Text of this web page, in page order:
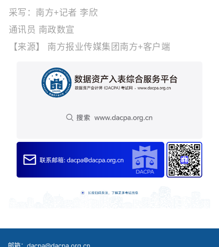
采写：南方+记者 李欣
通讯员 南政数宣
【来源】 南方报业传媒集团南方+客户端
邮箱：dacpa@dacpa.org.cn